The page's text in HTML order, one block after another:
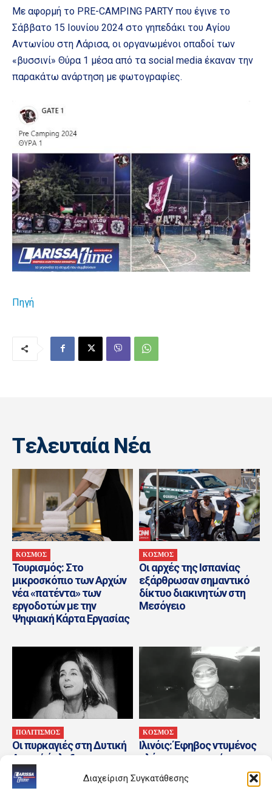
Διαχείριση Συγκατάθεσης
Με αφορμή το PRE-CAMPING PARTY που έγινε το
Σάββατο 15 Ιουνίου 2024 στο γηπεδάκι του Αγίου
Αντωνίου στη Λάρισα, οι οργανωμένοι οπαδοί των
«βυσσινί» Θύρα 1 μέσα από τα social media έκαναν την
παρακάτω ανάρτηση με φωτογραφίες.
Πηγή
Tελευταία Nέα
ΚΟΣΜΟΣ
Τουρισμός: Στο
μικροσκόπιο των Αρχών
νέα «πατέντα» των
εργοδοτών με την
Ψηφιακή Κάρτα Εργασίας
ΚΟΣΜΟΣ
Οι αρχές της Ισπανίας
εξάρθρωσαν σημαντικό
δίκτυο διακινητών στη
Μεσόγειο
ΠΟΛΙΤΙΣΜΟΣ
Οι πυρκαγιές στη Δυτική
Αττική έπληξαν και τον
Πολιτισμό – Αναβολή
εκδηλώσεων στα
ΚΟΣΜΟΣ
Ιλινόις: Έφηβος ντυμένος
κλόουν κατηγορείται για
τη δολοφονία 78χρονου
βετεράνου